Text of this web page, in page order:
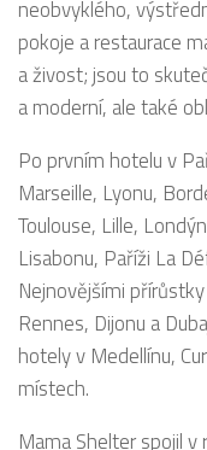
neobvyklého,
pokoje a restaurace
a živost; jsou to
a moderní, ale také
Po prvním hotelu v
Marseille, Lyonu,
Toulouse, Lille,
Lisabonu, Paříži La
Nejnovějšími
Rennes, Dijonu a
hotely v Medellínu,
místech.
Mama Shelter spojil